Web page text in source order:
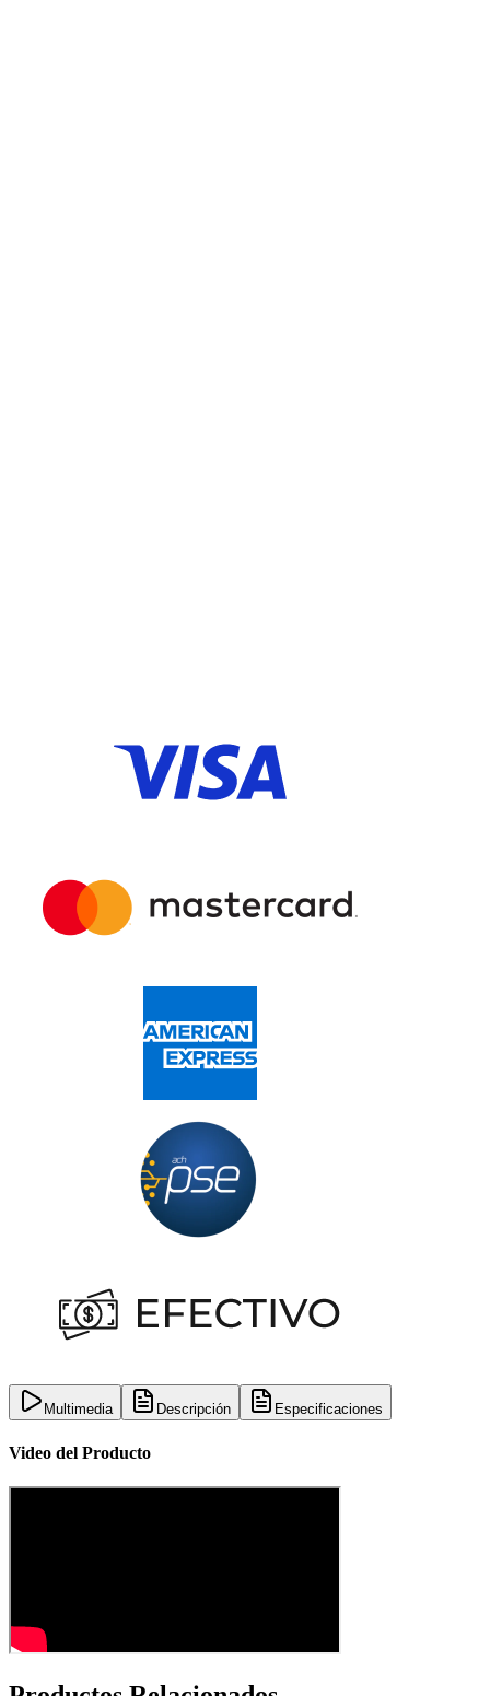
Multimedia Descripción Especificaciones
Video del Producto